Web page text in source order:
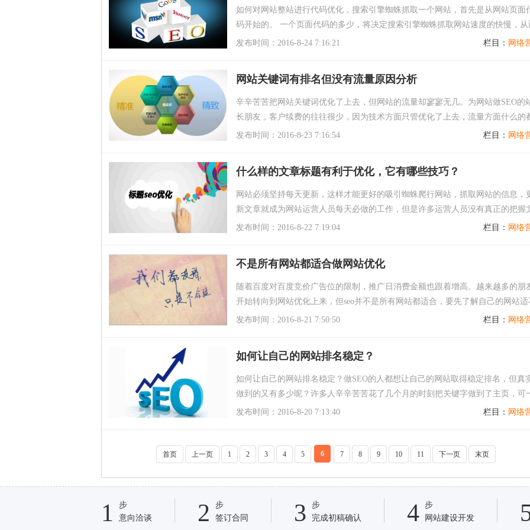
如何对网站整站进行代码优化，搜索引擎蜘蛛抓取一个网站，首先是从网站页面
码开始的。 一个页面代码的多少，将决定搜索引擎蜘蛛抓取网站速度的快慢，从
影响搜索引擎蜘蛛对于网站内容收录的进度！
发布时间：2016-8-24 7:16:21 栏目： 网络
网站关键词有排名但没有流量原因分析
辛辛苦苦把网站关键词优化了上去，但网站的流量却寥寥无几。为网站做SEO的
长朋友，客户续费的往往很少，因为技术方面只管优化了上去，流量方面什么的
不管了。一个网站如果只有排名没有流量就好比一个...
发布时间：2016-8-23 7:16:54 栏目： 网络
什么样的文章标题有利于优化，它有哪些技巧？
网站必须坚持每天更新，这样才能更好的吸引蜘蛛爬行网站，抓取网站的信息，
新文章就成为网站运营人员每天必做的工作，但是许多运营人员没有真正的把握
章更新的方法，结果更新的文章不仅没有优化的作用...
发布时间：2016-8-22 7:19:04 栏目： 网络
不是所有网站都适合做网站优化
随着百度对百度竞价广告位的限制，推广日消费金额也跟着增高。越来越多的朋
开始转向到网站优化上来，但seo并不是所有网站都适合，要先了解自己的网站适
适合做网站优化，不要病急乱投医。
发布时间：2016-8-21 7:50:50 栏目： 网络
如何让自己的网站排名稳定？
如何让自己的网站排名稳定？做SEO的人都想让自己的网站取得稳定排名，但真
做到的又有多少呢？许多人辛辛苦苦花了几个月的时刻把关键字做到了主页，可
两个月乃至有的半个月一个星期排行就不见了，这是...
发布时间：2016-8-20 7:13:40 栏目： 网络
首页 上一页 1 2 3 4 5 6 7 8 9 10 11 下一页 末页
1
步
意向洽谈
2
步
签订合同
3
步
完成初稿确认
4
步
网站建设开发